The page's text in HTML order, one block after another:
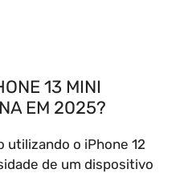
13 MINI
EM 2025?
utilizando o iPhone 12
de um dispositivo